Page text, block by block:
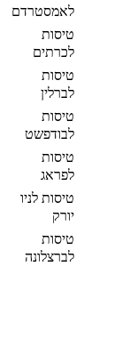
לאמסטרדם
טיסות
לכרתים
טיסות
לברלין
טיסות
לבודפשט
טיסות
לפראג
טיסות לניו
יורק
טיסות
לברצלונה